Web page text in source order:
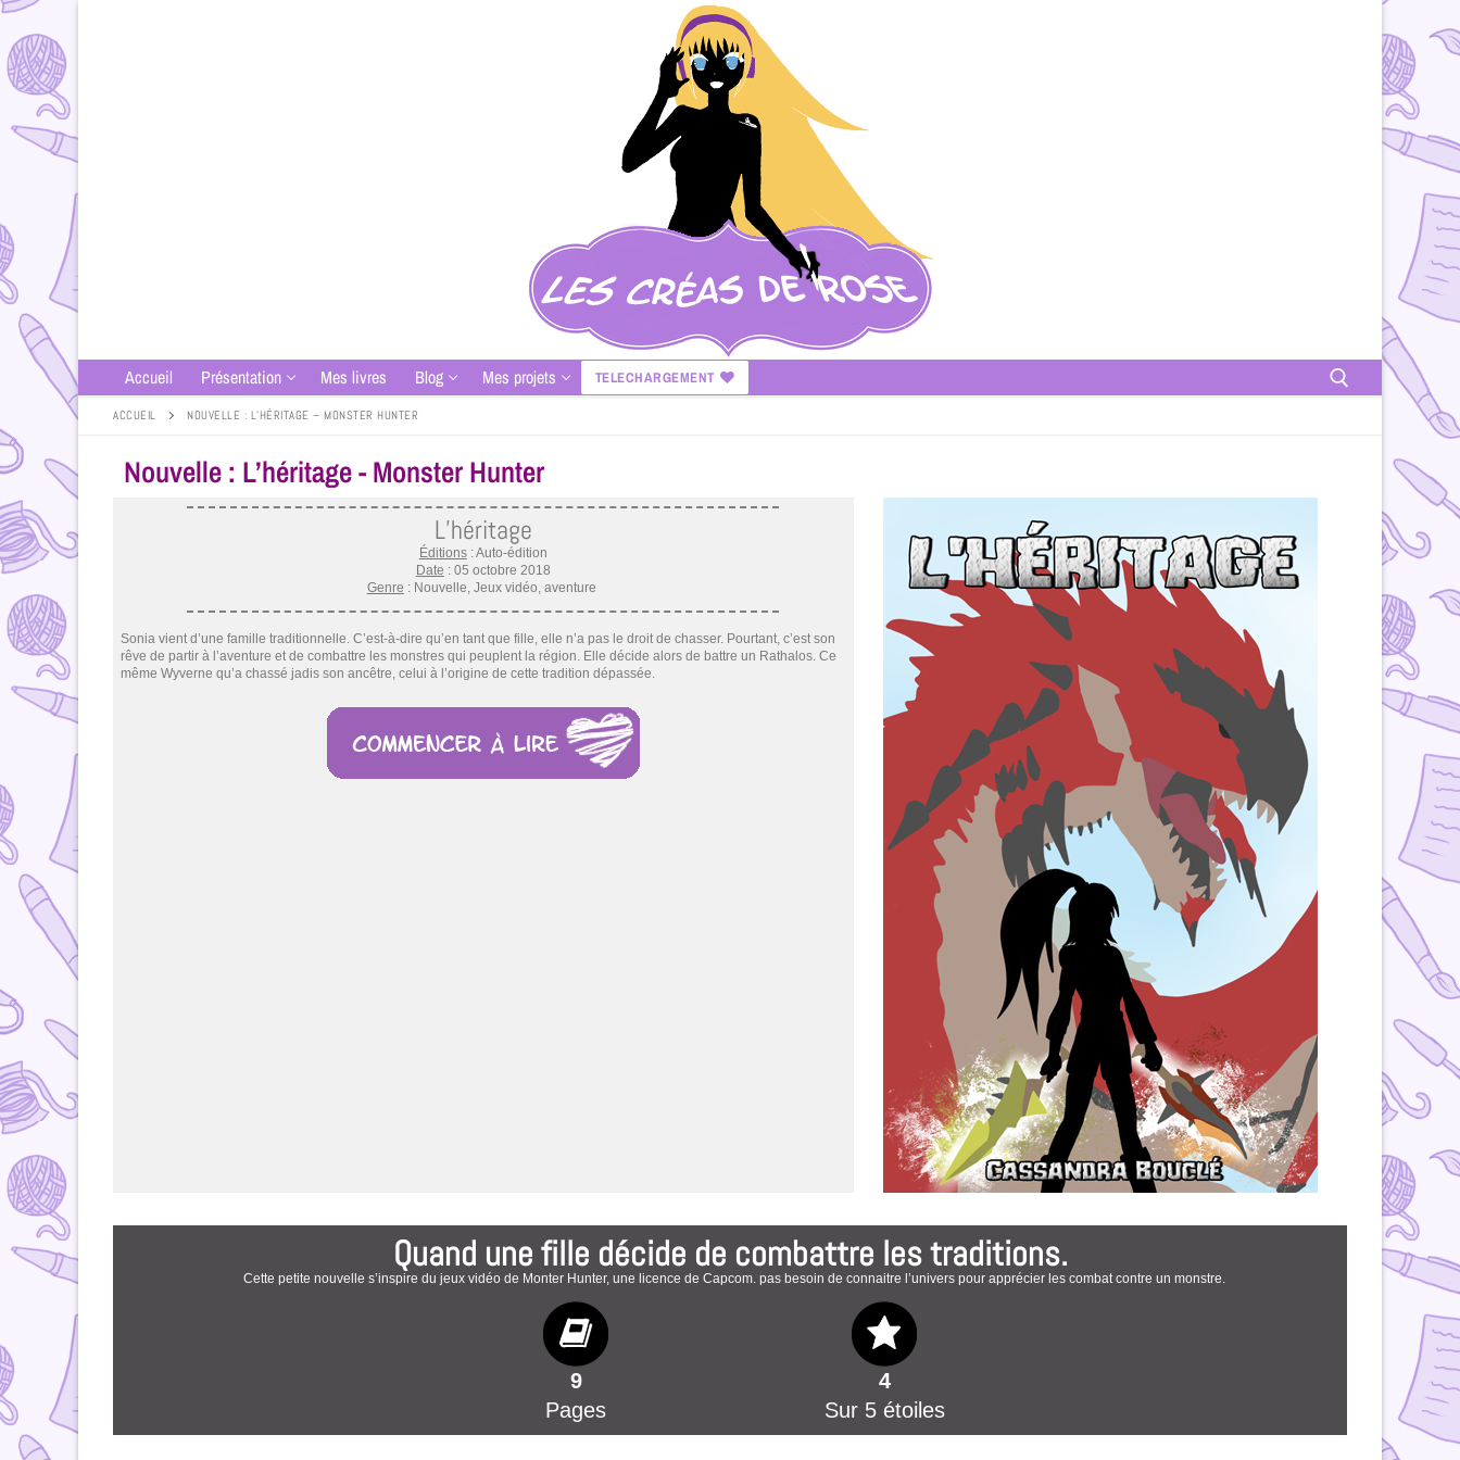
Accueil Présentation Mes livres Blog Mes projets TELECHARGEMENT
ACCUEIL NOUVELLE : L’HÉRITAGE – MONSTER HUNTER
Nouvelle : L’héritage - Monster Hunter
L’héritage
Éditions: Auto-édition
Date : 05 octobre 2018
Genre : Nouvelle, Jeux vidéo, aventure
Sonia vient d’une famille traditionnelle. C’est-à-dire qu’en tant que fille, elle n’a pas le droit de chasser. Pourtant, c’est son
rêve de partir à l’aventure et de combattre les monstres qui peuplent la région. Elle décide alors de battre un Rathalos. Ce
même Wyverne qu’a chassé jadis son ancêtre, celui à l’origine de cette tradition dépassée.
Quand une fille décide de combattre les traditions.
Cette petite nouvelle s’inspire du jeux vidéo de Monter Hunter, une licence de Capcom. pas besoin de connaitre l’univers pour apprécier les combat contre un monstre.
9
Pages
4
Sur 5 étoiles